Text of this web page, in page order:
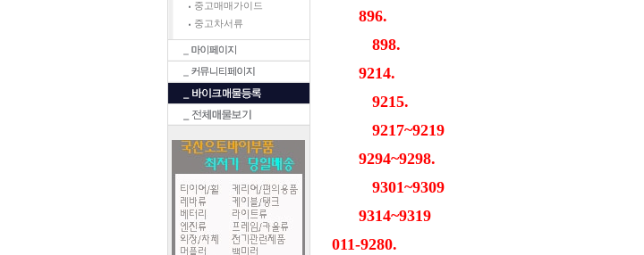
중고매매가이드
중고차서류
896.
898.
9214.
9215.
9217~9219
9294~9298.
9301~9309
9314~9319
011-9280.